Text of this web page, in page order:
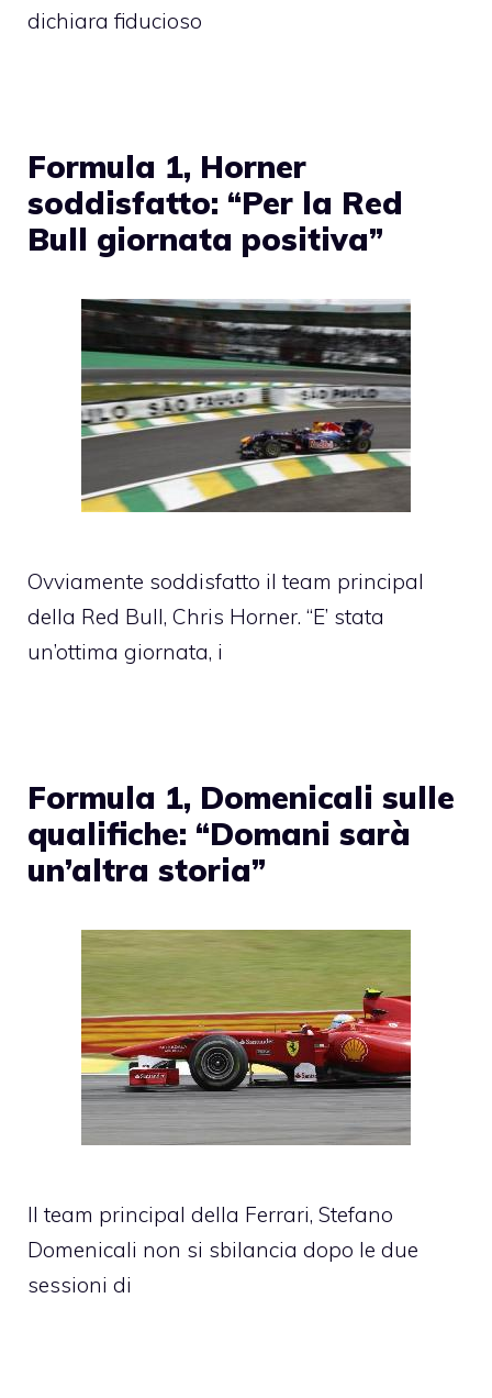
dichiara fiducioso
Formula 1, Horner
soddisfatto: “Per la Red
Bull giornata positiva”
Ovviamente soddisfatto il team principal
della Red Bull, Chris Horner. “E’ stata
un’ottima giornata, i
Formula 1, Domenicali sulle
qualifiche: “Domani sarà
un’altra storia”
Il team principal della Ferrari, Stefano
Domenicali non si sbilancia dopo le due
sessioni di